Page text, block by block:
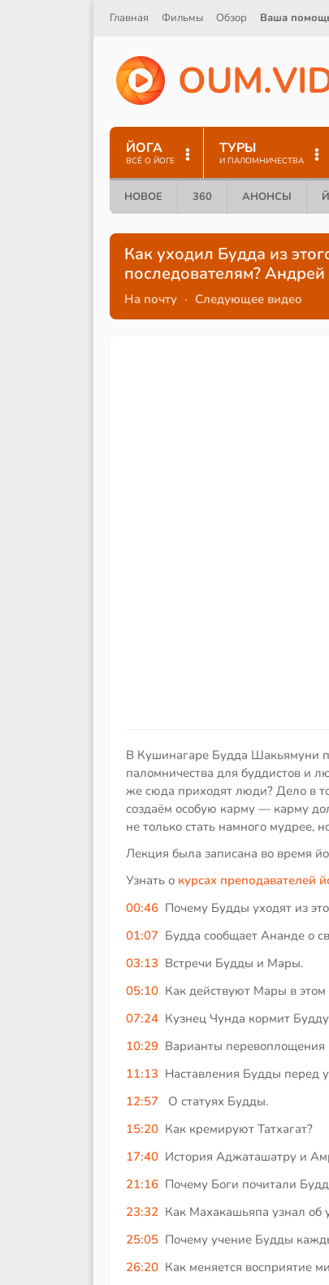
Главная Фильмы Обзор Ваша
OUM.VI
ЙОГА
ВСЁ О ЙОГЕ
ТУРЫ
И ПАЛОМНИЧЕСТВА
НОВОЕ 360 АНОНСЫ
Как уходил Будда из
последователям?
На почту · Следующее видео
В Кушинагаре Будда Шакьямуни
паломничества для буддистов и
же сюда приходят люди? Дело в
создаём особую карму — карму
не только стать намного мудрее,
Лекция была записана во время
Узнать о курсах преподавателей
00:46 Почему Будды уходят из
01:07 Будда сообщает Ананде о
03:13 Встречи Будды и Мары.
05:10 Как действуют Мары в этом
07:24 Кузнец Чунда кормит
10:29 Варианты перевоплощения
11:13 Наставления Будды перед
12:57
О статуях Будды.
15:20 Как кремируют Татхагат?
17:40 История Аджаташатру и
21:16 Почему Боги почитали
23:32 Как Махакашьяпа узнал об
25:05 Почему учение Будды
26:20 Как меняется восприятие